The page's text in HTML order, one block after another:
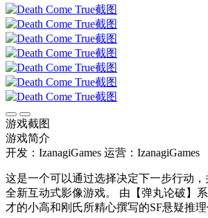
游戏截图
游戏简介
开发：IzanagiGames 运营：IzanagiGames
这是一个可以通过选择决定下一步行动，
全新互动式影像游戏。 由【弹丸论破】
才的小高和刚氏所精心撰写的SF悬疑推理